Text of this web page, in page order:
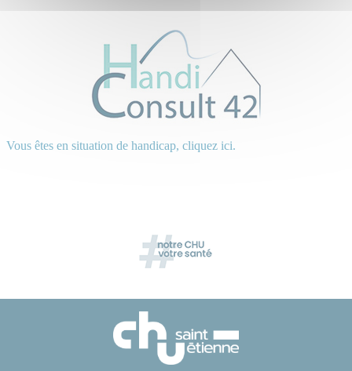
Vous êtes en situation de handicap, cliquez ici.